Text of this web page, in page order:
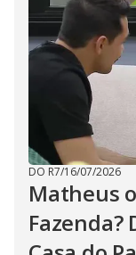
DO R7/16/07/2026
Matheus